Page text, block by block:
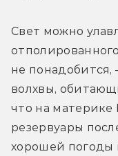
Свет можно
не понадобится,
волхвы,
что на материке
резервуары
хорошей погоды